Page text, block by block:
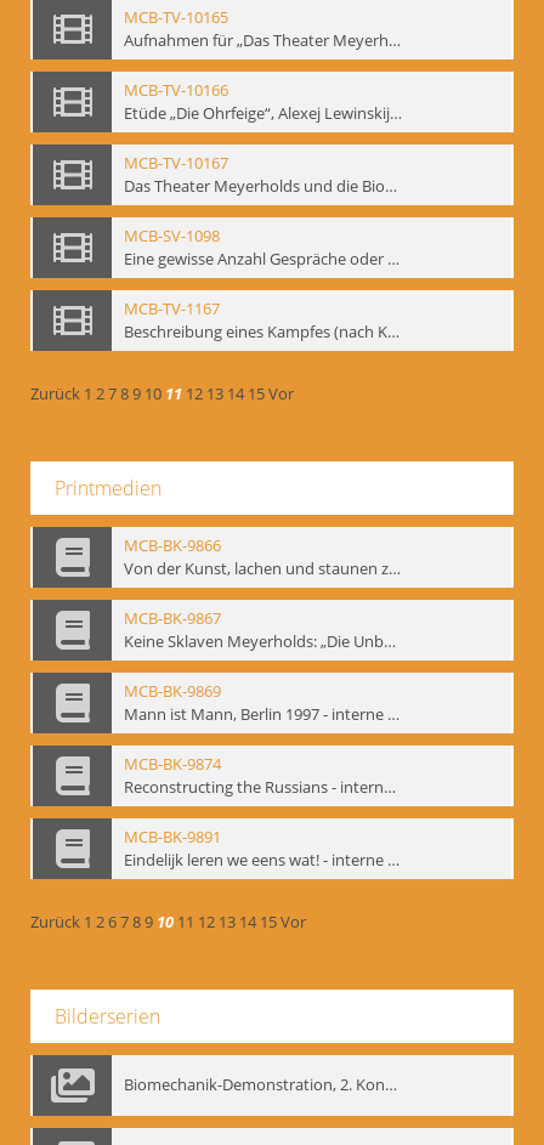
MCB-TV-10165
Aufnahmen für „Das Theater Meyerholds und die Biomechanik“ (14). Interview von Jörg Bochow mit Gennadij Bogdanow - Interne Signatur: BM-vid-192
MCB-TV-10166
Etüde „Die Ohrfeige“, Alexej Lewinskij und Gennadij Bogdanow - Interne Signatur: BM-vid-197
MCB-TV-10167
Das Theater Meyerholds und die Biomechanik. Ein Film des Mime Centrums in Zusammenarbeit mit Gennadij Bogdanow. - Interne Signatur: BM-vid-104
MCB-SV-1098
Eine gewisse Anzahl Gespräche oder das völlig umgearbeitete Stundenbuch, Berlin 1995.
MCB-TV-1167
Beschreibung eines Kampfes (nach Kafka)
Zurück 1 2789 10 11 12 13 14 15Vor
Printmedien
MCB-BK-9866
Von der Kunst, lachen und staunen zu machen. Das Meyerhold-Projekt im bat Studiotheater - interne Signatur: BM-prt-63
MCB-BK-9867
Keine Sklaven Meyerholds: „Die Unbekannte“ und „Eine gewisse Anzahl Gespräche im bat“ - interne Signatur: BM-prt-64
MCB-BK-9869
Mann ist Mann, Berlin 1997 - interne Signatur: BM-prt-66
MCB-BK-9874
Reconstructing the Russians - interne Signatur: BM-prt-70b
MCB-BK-9891
Eindelijk leren we eens wat! - interne Signatur: BM-prt-86
Zurück 1 26789 10 11 12 13 14 15Vor
Bilderserien
Biomechanik-Demonstration, 2. Kongress der EMF, Mai 1995